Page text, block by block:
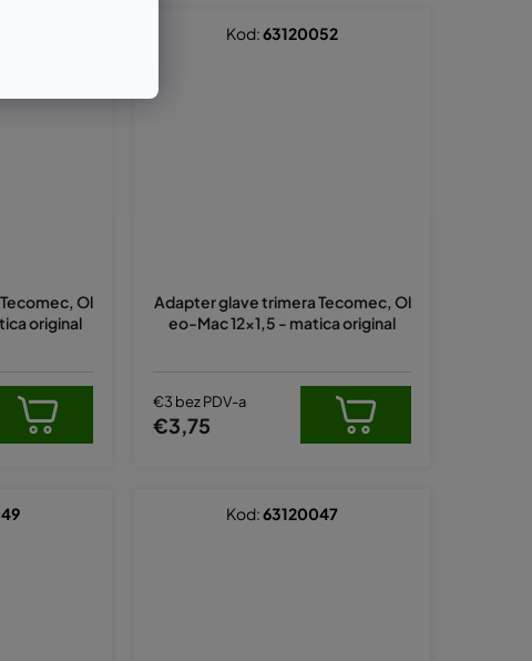
Ol
original
Adapter glave trimera Tecomec, Ol
eo-Mac 12x1,5 - matica original
€3 bez PDV-a
€3,75
Kod:63120052
Kod:63120047